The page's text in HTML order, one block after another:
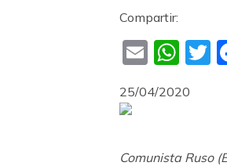
Compartir:
Email
25/04/2020
Comunista Ruso